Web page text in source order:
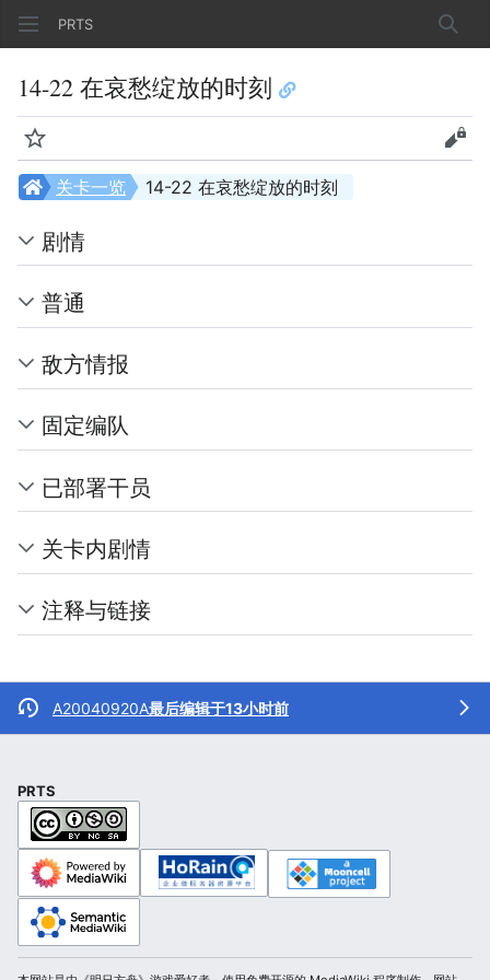
PRTS 搜索
14-22 在哀愁绽放的时刻
监视 查看
14-22 在哀愁绽放的时刻
关卡一览
剧情
普通
敌方情报
固定编队
已部署干员
关卡内剧情
注释与链接
A20040920A最后编辑于13小时前
PRTS